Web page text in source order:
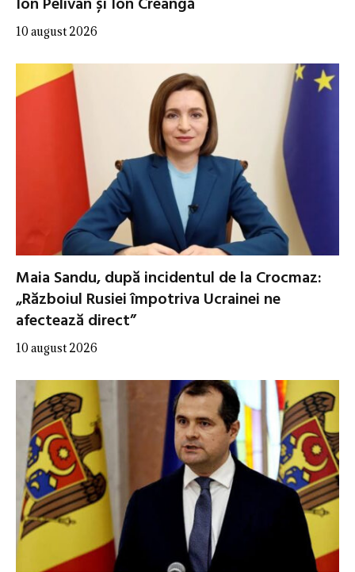
10 august 2026
Maia Sandu, după incidentul de la Crocmaz:
„Războiul Rusiei împotriva Ucrainei ne
afectează direct”
10 august 2026